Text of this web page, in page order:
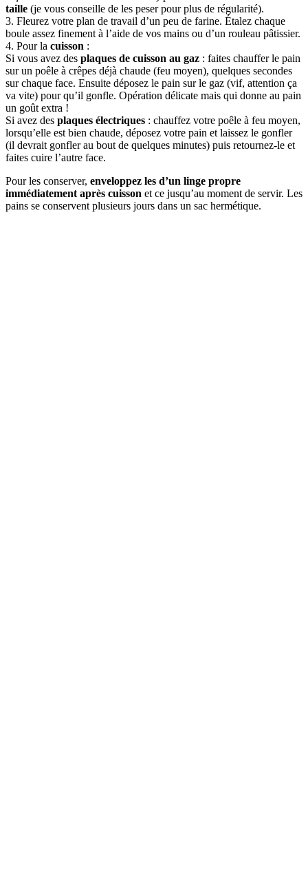
taille (je vous conseille de les peser pour plus de régularité).
3. Fleurez votre plan de travail d’un peu de farine. Étalez chaque
boule assez finement à l’aide de vos mains ou d’un rouleau pâtissier.
4. Pour la cuisson :
Si vous avez des plaques de cuisson au gaz : faites chauffer le pain
sur un poêle à crêpes déjà chaude (feu moyen), quelques secondes
sur chaque face. Ensuite déposez le pain sur le gaz (vif, attention ça
va vite) pour qu’il gonfle. Opération délicate mais qui donne au pain
un goût extra !
Si avez des plaques électriques : chauffez votre poêle à feu moyen,
lorsqu’elle est bien chaude, déposez votre pain et laissez le gonfler
(il devrait gonfler au bout de quelques minutes) puis retournez-le et
faites cuire l’autre face.
Pour les conserver, enveloppez les d’un linge propre
immédiatement après cuisson et ce jusqu’au moment de servir. Les
pains se conservent plusieurs jours dans un sac hermétique.